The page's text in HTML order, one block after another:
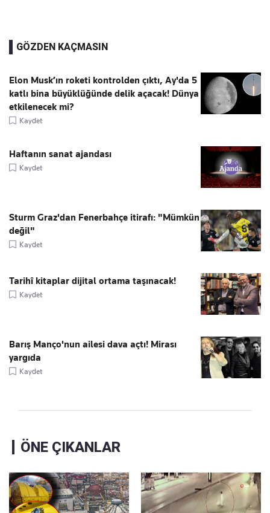
GÖZDEN KAÇMASIN
Elon Musk’ın roketi kontrolden çıktı, Ay'da 5
katlı bina büyüklüğünde delik açacak! Dünya
etkilenecek mi?
Kaydet
Haftanın sanat ajandası
Kaydet
Sturm Graz'dan Fenerbahçe itirafı: "Mümkün
değil"
Kaydet
Tarihî kitaplar dijital ortama taşınacak!
Kaydet
Barış Manço'nun ailesi dava açtı! Mirası
yargıda
Kaydet
ÖNE ÇIKANLAR